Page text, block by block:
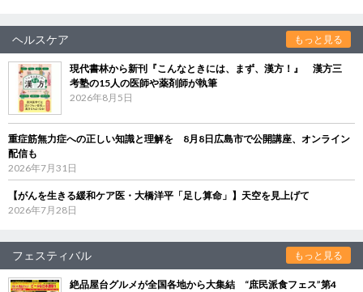
ヘルスケア もっと見る
現代書林から新刊『こんなときには、まず、漢方！』 漢方三
考塾の15人の医師や薬剤師が執筆
2026年8月5日
重症筋無力症への正しい知識と理解を 8月8日広島市で公開講座、オンライン
配信も
2026年7月31日
【がんを生きる緩和ケア医・大橋洋平「足し算命」】天空を見上げて
2026年7月28日
フェスティバル もっと見る
絶品屋台グルメが全国各地から大集結 “庶民派食フェス”第4